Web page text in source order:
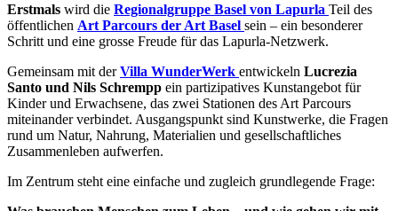
Erstmals wird die Regionalgruppe Basel von Lapurla Teil des
öffentlichen Art Parcours der Art Basel sein – ein besonderer
Schritt und eine grosse Freude für das Lapurla-Netzwerk.
Gemeinsam mit derVilla WunderWerk entwickeln Lucrezia
Santo und Nils Schrempp ein partizipatives Kunstangebot für
Kinder und Erwachsene, das zwei Stationen des Art Parcours
miteinander verbindet. Ausgangspunkt sind Kunstwerke, die Fragen
rund um Natur, Nahrung, Materialien und gesellschaftliches
Zusammenleben aufwerfen.
Im Zentrum steht eine einfache und zugleich grundlegende Frage: